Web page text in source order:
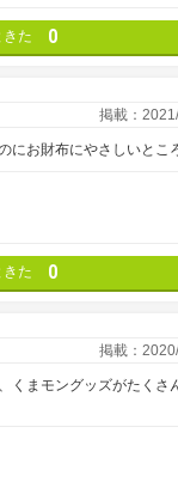
きた 0
掲載：
お財布にやさしいとこ
きた 0
掲載：
くまモングッズがたくさ